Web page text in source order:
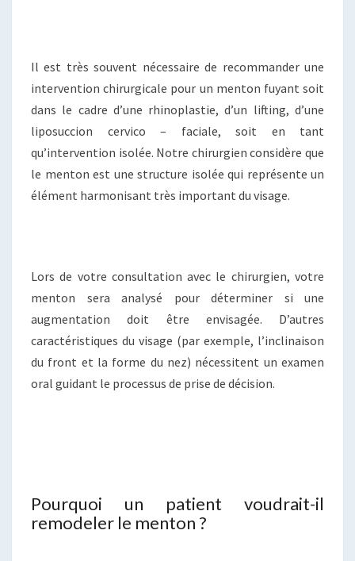
Il est très souvent nécessaire de recommander une
intervention chirurgicale pour un menton fuyant soit
dans le cadre d’une rhinoplastie, d’un lifting, d’une
liposuccion cervico – faciale, soit en tant
qu’intervention isolée. Notre chirurgien considère que
le menton est une structure isolée qui représente un
élément harmonisant très important du visage.
Lors de votre consultation avec le chirurgien, votre
menton sera analysé pour déterminer si une
augmentation doit être envisagée. D’autres
caractéristiques du visage (par exemple, l’inclinaison
du front et la forme du nez) nécessitent un examen
oral guidant le processus de prise de décision.
Pourquoi un patient voudrait-il
remodeler le menton ?